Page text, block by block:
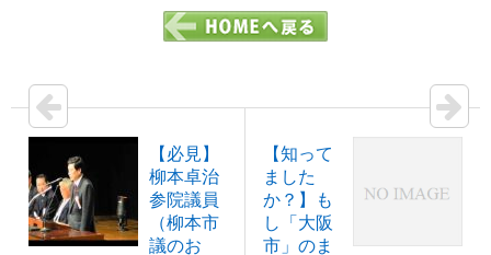
【必見】
柳本卓治
参院議員
（柳本市
議のお
【知って
ました
か？】も
し「大阪
市」のま